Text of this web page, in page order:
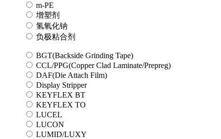
m-PE
增塑剂
氢氧化钠
负极粘合剂
BGT(Backside Grinding Tape)
CCL/PPG(Copper Clad Laminate/Prepreg)
DAF(Die Attach Film)
Display Stripper
KEYFLEX BT
KEYFLEX TO
LUCEL
LUCON
LUMID/LUXY